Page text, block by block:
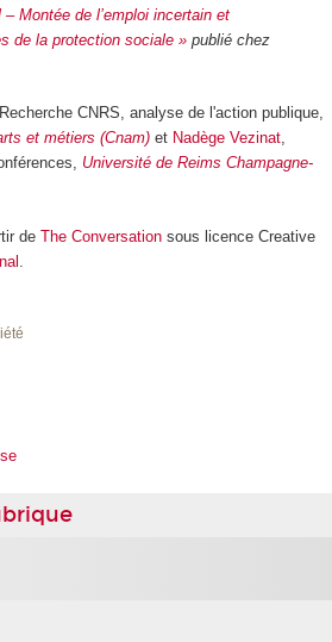
Montée de l’emploi incertain et
de la protection sociale »publié chez
CNRS, analyse de l'action publique,
et métiers (Cnam)et Nadège Vezinat,
Université de Reims Champagne-
de The Conversationsous licence Creative